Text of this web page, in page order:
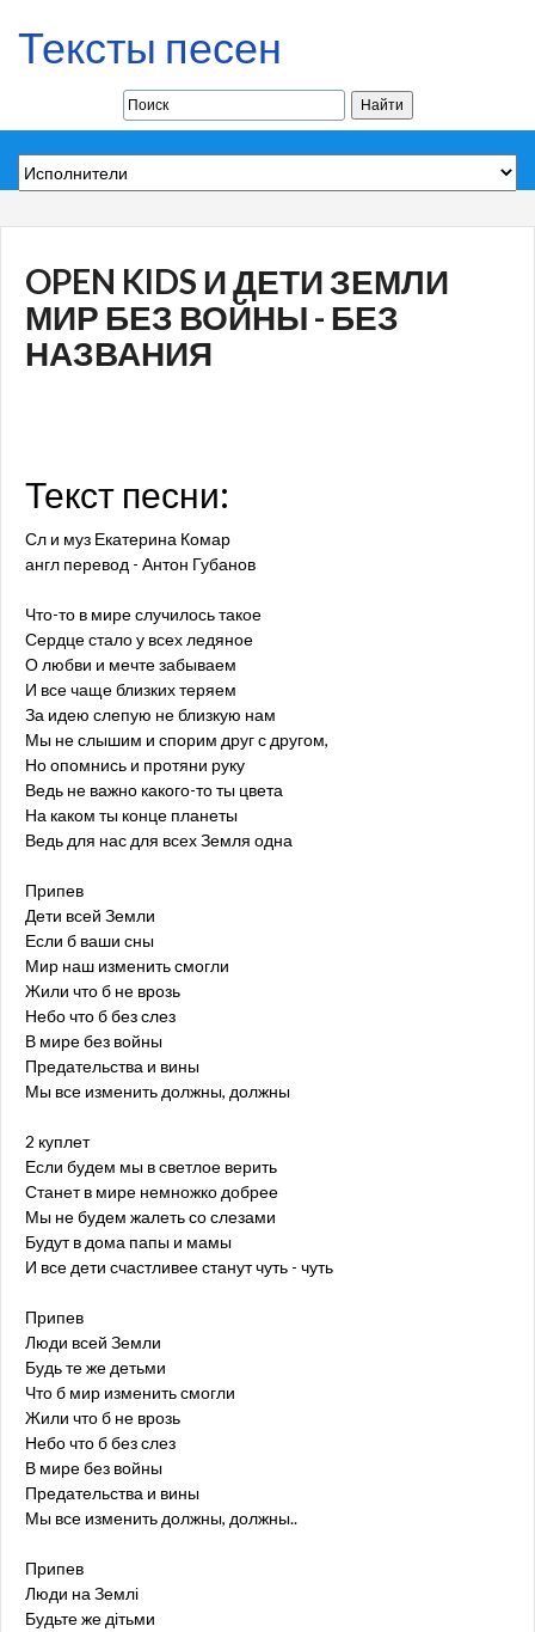
Тексты песен
OPEN KIDS И ДЕТИ ЗЕМЛИ
МИР БЕЗ ВОЙНЫ - БЕЗ
НАЗВАНИЯ
Текст песни:
Сл и муз Екатерина Комар
англ перевод - Антон Губанов
Что-то в мире случилось такое
Сердце стало у всех ледяное
О любви и мечте забываем
И все чаще близких теряем
За идею слепую не близкую нам
Мы не слышим и спорим друг с другом,
Но опомнись и протяни руку
Ведь не важно какого-то ты цвета
На каком ты конце планеты
Ведь для нас для всех Земля одна
Припев
Дети всей Земли
Если б ваши сны
Мир наш изменить смогли
Жили что б не врозь
Небо что б без слез
В мире без войны
Предательства и вины
Мы все изменить должны, должны
2 куплет
Если будем мы в светлое верить
Станет в мире немножко добрее
Мы не будем жалеть со слезами
Будут в дома папы и мамы
И все дети счастливее станут чуть - чуть
Припев
Люди всей Земли
Будь те же детьми
Что б мир изменить смогли
Жили что б не врозь
Небо что б без слез
В мире без войны
Предательства и вины
Мы все изменить должны, должны..
Припев
Люди на Землі
Будьте же дітьми